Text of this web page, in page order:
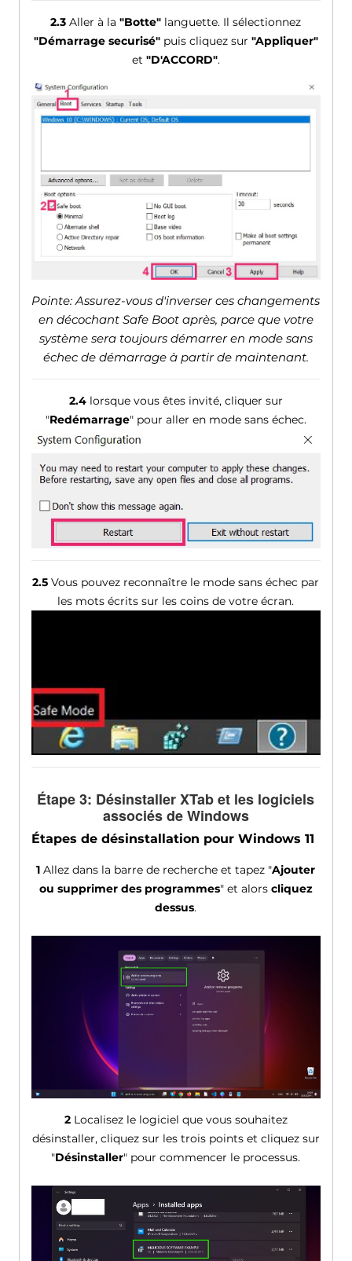
2.3 Aller à la"Botte" languette. Il sélectionnez
"Démarrage securisé"puis cliquez sur "Appliquer"
et "D'ACCORD".
Pointe: Assurez-vous d'inverser ces changements
en décochant Safe Boot après, parce que votre
système sera toujours démarrer en mode sans
échec de démarrage à partir de maintenant.
2.4lorsque vous êtes invité, cliquer sur
"Redémarrage" pour aller en mode sans échec.
2.5 Vous pouvez reconnaître le mode sans échec par
les mots écrits sur les coins de votre écran.
Étape 3: Désinstaller XTab et les logiciels
associés de Windows
Étapes de désinstallation pour Windows 11
1 Allez dans la barre de recherche et tapez "Ajouter
ou supprimer des programmes" et alors cliquez
dessus.
2Localisez le logiciel que vous souhaitez
désinstaller, cliquez sur les trois points et cliquez sur
"Désinstaller" pour commencer le processus.